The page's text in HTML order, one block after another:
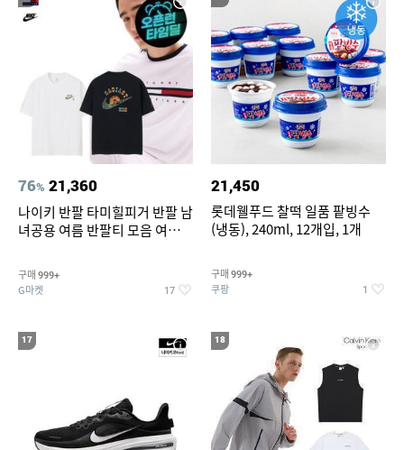
76% 21,360
나이키 반팔 타미힐피거 반팔 남
녀공용 여름 반팔티 모음 여름
구매 999+
G마켓 17
21,450
롯데웰푸드 찰떡 일품 팥빙수
(냉동), 240ml, 12개입, 1개
구매 999+
쿠팡 1
17 18